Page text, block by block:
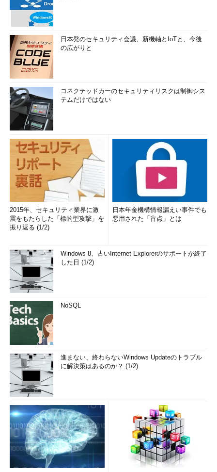
日本発のセキュリティ会議、新機軸とIoTと、今後
の広がりと
コネクテッドカーのセキュリティリスクは制御シス
テムだけではない
2015年、セキュリティ業界に激
震をもたらした「標的型攻撃」を
振り返る (1/2)
日本年金機構情報漏えい事件でも
悪用された「盲点」とは
Windows 8、古いInternet Explorerのサポートが終了
した日 (1/2)
NoSQL
進まない、終わらないWindows Updateのトラブル
に解決策はあるのか？ (1/2)